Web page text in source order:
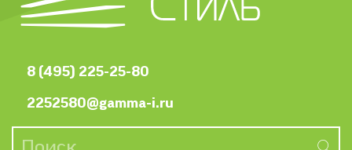
8 (495) 225-25-80
2252580@gamma-i.ru